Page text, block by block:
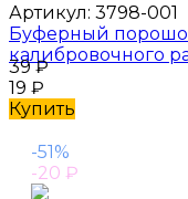
Артикул: 3798-001
Буферный
калибровочного
39₽
19 ₽
Купить
-51%
-20 ₽